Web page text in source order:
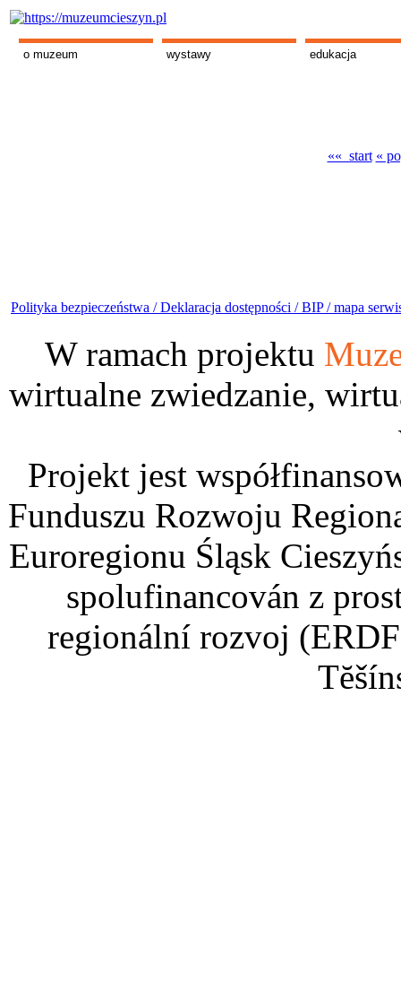
o muzeum wystawy edukacja
«« start «
Polityka bezpieczeństwa /Deklaracja dostępności /BIP /mapa
W ramach projektu
wirtualne zwiedzanie,
Projekt jest
Funduszu Rozwoju
Euroregionu Śląsk
spolufinancován z
regionální rozvoj